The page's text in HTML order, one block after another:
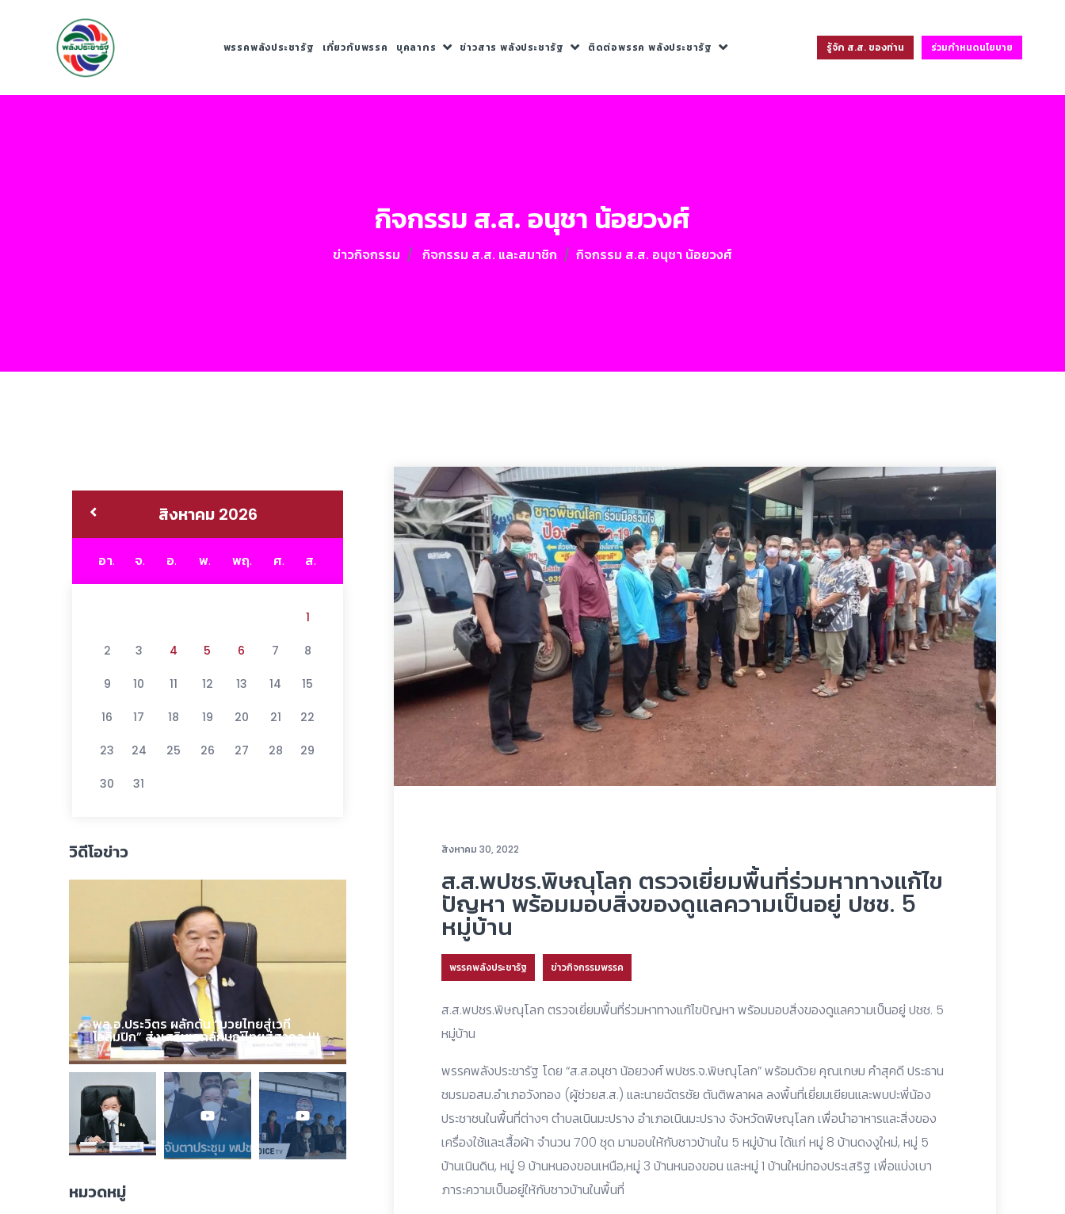
พรรคพลังประชารัฐ เกี่ยวกับพรรค บุคลากร ข่าวสาร พลังประชารัฐ ติดต่อพรรค พลังประชารัฐ รู้จัก ส.ส. ของท่าน ร่วมกำหนดนโยบาย
กิจกรรม ส.ส. อนุชา น้อยวงศ์
ข่าวกิจกรรม กิจกรรม ส.ส. และสมาชิก กิจกรรม ส.ส. อนุชา น้อยวงศ์
สิงหาคม 30, 2022
ส.ส.พปชร.พิษณุโลก ตรวจเยี่ยมพื้นที่ร่วมหาทางแก้ไข
ปัญหา พร้อมมอบสิ่งของดูแลความเป็นอยู่ ปชช. 5
หมู่บ้าน
พรรคพลังประชารัฐ ข่าวกิจกรรมพรรค
ส.ส.พปชร.พิษณุโลก ตรวจเยี่ยมพื้นที่ร่วมหาทางแก้ไขปัญหา พร้อมมอบสิ่งของดูแลความเป็นอยู่ ปชช. 5
หมู่บ้าน
พรรคพลังประชารัฐ โดย “ส.ส.อนุชา น้อยวงศ์ พปชร.จ.พิษณุโลก” พร้อมด้วย คุณเกษม คำสุคดี ประธาน
ชมรมอสม.อำเภอวังทอง (ผู้ช่วยส.ส.) และนายฉัตรชัย ตันติพลาผล ลงพื้นที่เยี่ยมเยียนและพบปะพี่น้อง
ประชาชนในพื้นที่ต่างๆ ตำบลเนินมะปราง อำเภอเนินมะปราง จังหวัดพิษณุโลก เพื่อนำอาหารและสิ่งของ
เครื่องใช้และเสื้อผ้า จำนวน 700 ชุด มามอบให้กับชาวบ้านใน 5 หมู่บ้าน ได้แก่ หมู่ 8 บ้านดงงูใหม่, หมู่ 5
บ้านเนินดิน, หมู่ 9 บ้านหนองขอนเหนือ,หมู่ 3 บ้านหนองขอน และหมู่ 1 บ้านใหม่ทองประเสริฐ เพื่อแบ่งเบา
ภาระความเป็นอยู่ให้กับชาวบ้านในพื้นที่
สิงหาคม 2026
อา. จ. อ. พ. พฤ. ศ. ส.
1
2 3 4 5 6 7 8
9 10 11 12 13 14 15
16 17 18 19 20 21 22
23 24 25 26 27 28 29
30 31
วิดีโอข่าว
พล.อ.ประวิตร ผลักดัน “มวยไทยสู่เวที
โอลิมปิก” ส่งเสริมเอกลักษณ์ไทยสู่สากล !!!
หมวดหมู่